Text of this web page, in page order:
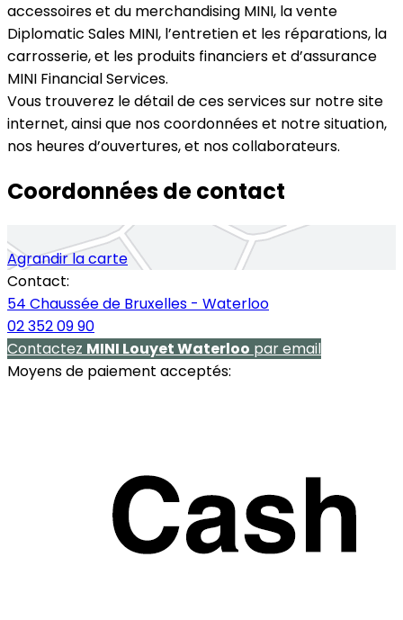
accessoires et du merchandising MINI, la vente
Diplomatic Sales MINI, l’entretien et les réparations, la
carrosserie, et les produits financiers et d’assurance
MINI Financial Services.
Vous trouverez le détail de ces services sur notre site
internet, ainsi que nos coordonnées et notre situation,
nos heures d’ouvertures, et nos collaborateurs.
Coordonnées de contact
Agrandir la carte
Contact:
54 Chaussée de Bruxelles - Waterloo
02 352 09 90
Contactez MINI Louyet Waterloo par email
Moyens de paiement acceptés: